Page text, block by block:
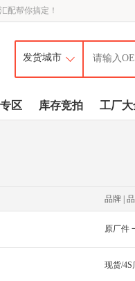
配帮你搞定！
区 库存竞拍 工厂大
品牌 |
原厂件